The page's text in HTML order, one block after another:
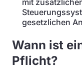
mit
gesetzlichen
Wann ist
Pflicht?